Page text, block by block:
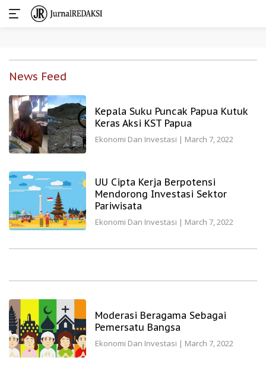
content
News Feed
Kepala Suku Puncak Papua Kutuk
Keras Aksi KST Papua
Ekonomi Dan Investasi | March 7, 2022
UU Cipta Kerja Berpotensi
Mendorong Investasi Sektor
Pariwisata
Ekonomi Dan Investasi | March 7, 2022
Moderasi Beragama Sebagai
Pemersatu Bangsa
Ekonomi Dan Investasi | March 7, 2022